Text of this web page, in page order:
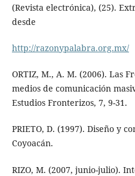
(Revista electrónica), (25).
desde
http://razonypalabra.org.mx/
ORTIZ, M., A. M. (2006). Las
medios de comunicación
Estudios Fronterizos, 7, 9-31.
PRIETO, D. (1997). Diseño y
Coyoacán.
RIZO, M. (2007, junio-julio).